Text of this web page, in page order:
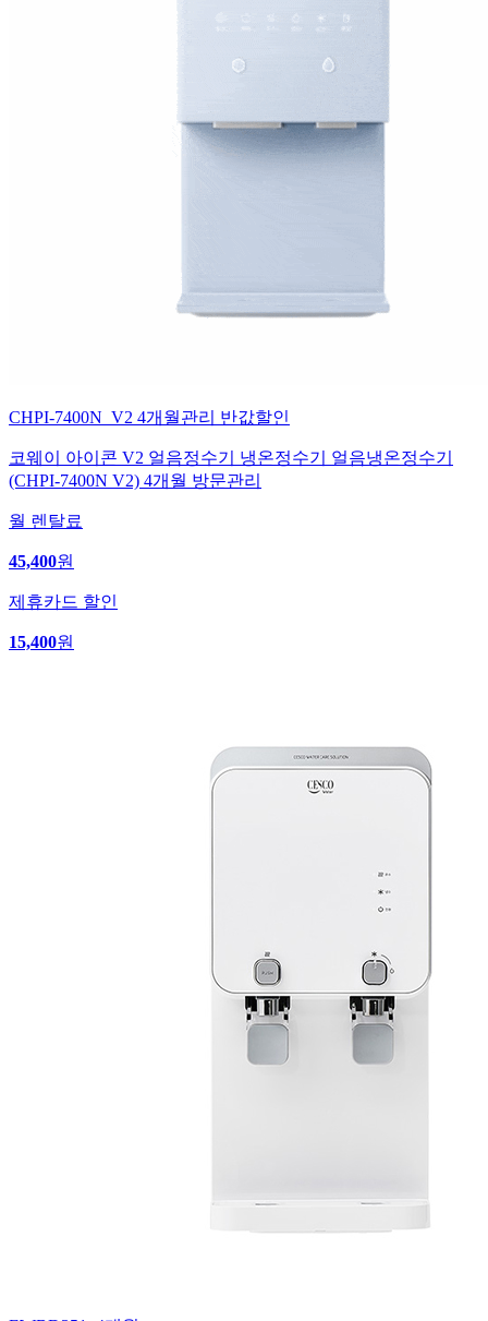
CHPI-7400N_V2 4개월관리 반값할인
코웨이 아이콘 V2 얼음정수기 냉온정수기 얼음냉온정수기
(CHPI-7400N V2) 4개월 방문관리
월 렌탈료
45,400원
제휴카드 할인
15,400원